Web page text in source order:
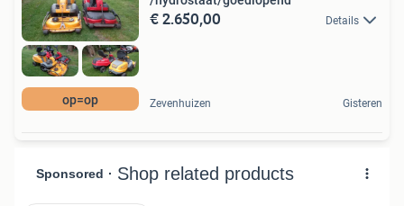
op=op
€ 2.650,00 Details
Zevenhuizen Gisteren